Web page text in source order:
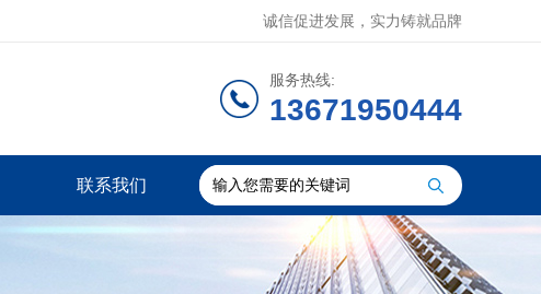
诚信促进发展，实力铸就品牌
服务热线:
13671950444
联系我们